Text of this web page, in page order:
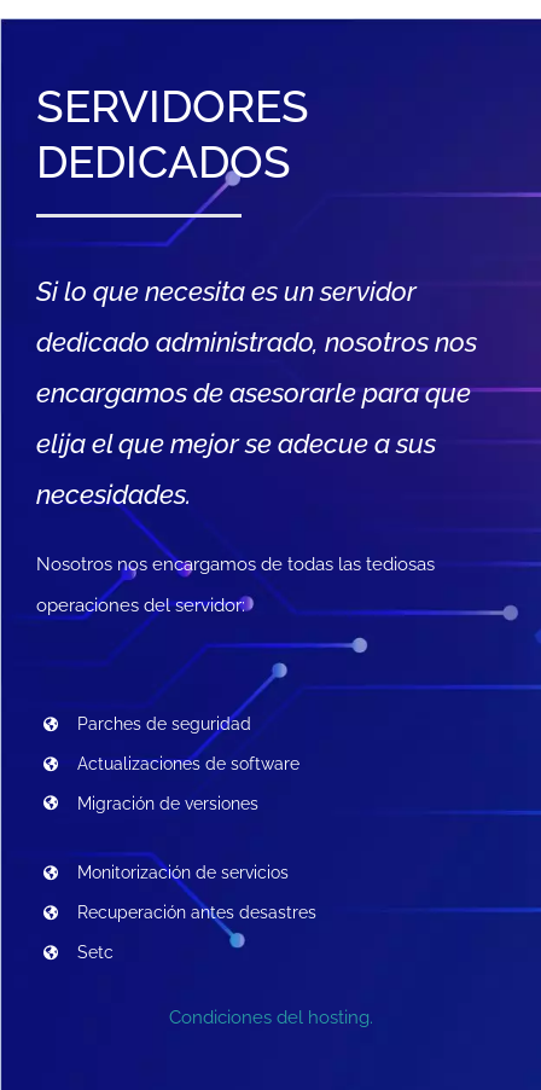
SERVIDORES
DEDICADOS
Si lo que necesita es un servidor
dedicado administrado, nosotros nos
encargamos de asesorarle para que
elija el que mejor se adecue a sus
necesidades.
Nosotros nos encargamos de todas las tediosas
operaciones del servidor:
Parches de seguridad
Actualizaciones de software
Migración de versiones
Monitorización de servicios
Recuperación antes desastres
Setc
Condiciones del hosting.